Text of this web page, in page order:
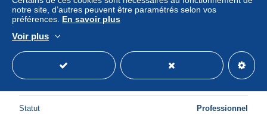
B451 Novelty Glitter Christmas Greetings Violet Flowers
Basket postcard
± 11,52 $US
Statut Professionnel
notre site, d’autres peuvent être paramétrés selon vos
préférences. En savoir plus
Voir plus